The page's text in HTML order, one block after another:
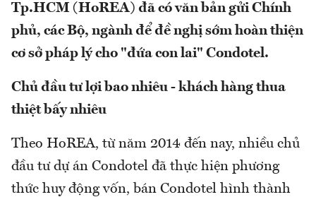
Tp.HCM (HoREA) đã có văn bản gửi Chính
phủ, các Bộ, ngành để đề nghị sớm hoàn thiện
cơ sở pháp lý cho "đứa con lai" Condotel.
Chủ đầu tư lợi bao nhiêu - khách hàng thua
thiệt bấy nhiêu
Theo HoREA, từ năm 2014 đến nay, nhiều chủ
đầu tư dự án Condotel đã thực hiện phương
thức huy động vốn, bán Condotel hình thành